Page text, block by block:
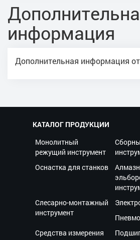
информация
Дополнительная информация
КАТАЛОГ ПРОДУКЦИИ
Монолитный
режущий инструмент
Оснастка для станков
Слесарно-монтажный
инструмент
Средства измерения